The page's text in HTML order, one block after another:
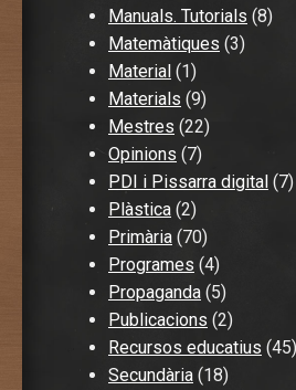
Manuals. Tutorials (8)
Matemàtiques (3)
Material (1)
Materials (9)
Mestres (22)
Opinions (7)
PDI i Pissarra digital (7)
Plàstica (2)
Primària (70)
Programes (4)
Propaganda (5)
Publicacions (2)
Recursos educatius (45)
Secundària (18)